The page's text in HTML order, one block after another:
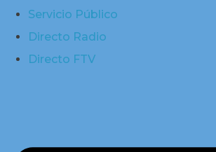
Servicio Público
Directo Radio
Directo FTV